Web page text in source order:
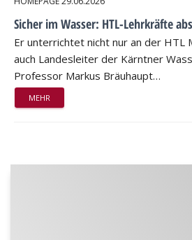
Sicher im Wasser: HTL-Lehrkräfte
Er unterrichtet nicht nur an der
auch Landesleiter der Kärntner
Professor Markus Bräuhaupt…
MEHR